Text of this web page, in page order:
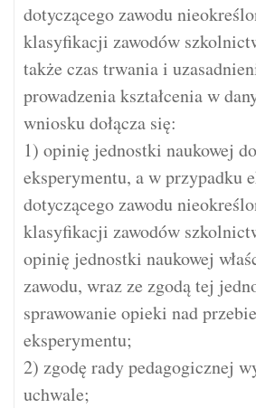
dotyczącego zawodu
klasyfikacji zawodów
także czas trwania i
prowadzenia kształcenia w
wniosku dołącza się:
1) opinię jednostki naukowej
eksperymentu, a w przypadku
dotyczącego zawodu
klasyfikacji zawodów
opinię jednostki naukowej
zawodu, wraz ze zgodą tej
sprawowanie opieki nad
eksperymentu;
2) zgodę rady pedagogicznej
uchwale;